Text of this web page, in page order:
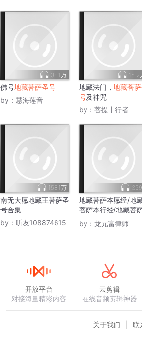
38.1万
佛号地藏菩萨圣号
by： 慧海莲音
15.2
地藏法门， 地藏菩萨
号及神咒
by： 菩提丨行者
158.1万
南无大愿地藏王菩萨圣
号合集
by： 听友108874615
地藏菩萨本愿经/地
菩萨本行经/地藏菩
本势力经
by： 龙元富律师
开放平台
对接海量精彩内容
云剪辑
在线音频剪辑神器
关于我们 联